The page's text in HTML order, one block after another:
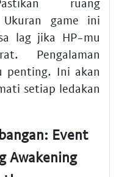
Ukuran game ini
lag jika HP-mu
Pengalaman
penting. Ini akan
setiap ledakan
Event
Awakening